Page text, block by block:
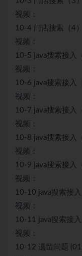
视频：
10-4 门店搜索（4
视频：
10-5 java搜索接入
视频：
10-6 java搜索接入
视频：
10-7 java搜索接入
视频：
10-8 java搜索接入
视频：
10-9 java搜索接入
视频：
10-10 java搜索接
视频：
10-11 java搜索接
视频：
10-12 遗留问题